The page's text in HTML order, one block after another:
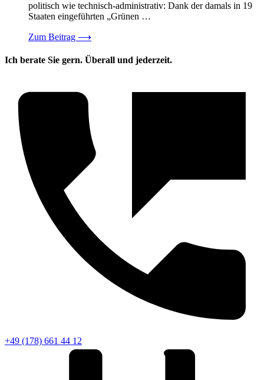
politisch wie technisch-administrativ: Dank der damals in 19
Staaten eingeführten „Grünen …
Zum Beitrag ⟶
Ich berate Sie gern. Überall und jederzeit.
+49 (178) 661 44 12